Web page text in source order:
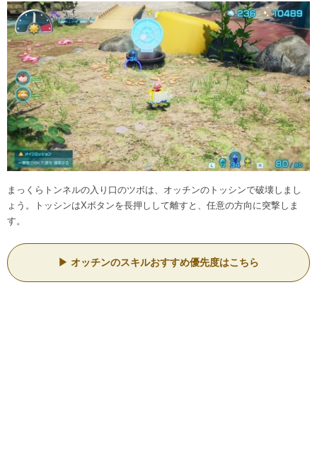
まっくらトンネルの入り口のツボは、オッチンのトッシンで破壊しまし
ょう。トッシンはXボタンを長押しして離すと、任意の方向に突撃しま
す。
オッチンのスキルおすすめ優先度はこちら